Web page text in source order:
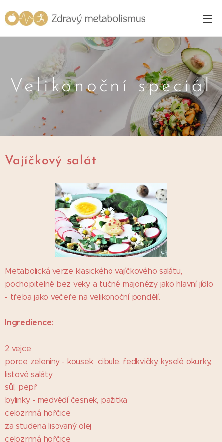
Velikonoční speciál
Vajíčkový salát
Metabolická verze klasického vajíčkového salátu,
pochopitelně bez veky a tučné majonézy jako hlavní jídlo
- třeba jako večeře na velikonoční pondělí.
Ingredience:
2 vejce
porce zeleniny - kousek cibule, ředkvičky, kyselé okurky,
listové saláty
sůl, pepř
bylinky - medvědí česnek, pažitka
celozrnná hořčice
za studena lisovaný olej
celozrnná hořčice